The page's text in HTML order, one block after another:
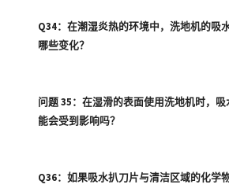
Q34：在潮湿炎热的环境中，洗地机的吸
哪些变化？
问题 35：在湿滑的表面使用洗地机时，
能会受到影响吗？
Q36：如果吸水扒刀片与清洁区域的化学